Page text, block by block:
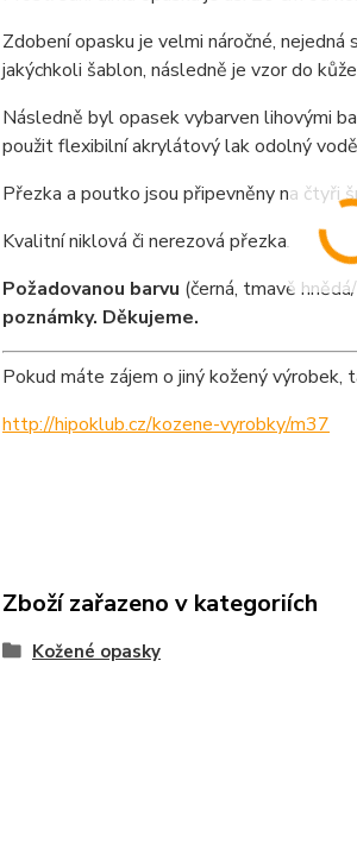
Zdobení opasku je velmi náročné,
jakýchkoli šablon, následně je vzor do
Následně byl opasek vybarven lihovými
použit flexibilní akrylátový lak odolný
Přezka a poutko jsou připevněny na čtyři
Kvalitní niklová či nerezová přezka.
Požadovanou barvu (černá, tmavě
poznámky. Děkujeme.
Pokud máte zájem o jiný kožený výrobek,
http://hipoklub.cz/kozene-vyrobky/m37
Zboží zařazeno v kategoriích
Kožené opasky